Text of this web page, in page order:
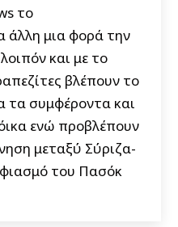
το
άλλη μια φορά την
και με το
βλέπουν το
τα συμφέροντα και
ενώ προβλέπουν
μεταξύ Σύριζα-
του Πασόκ